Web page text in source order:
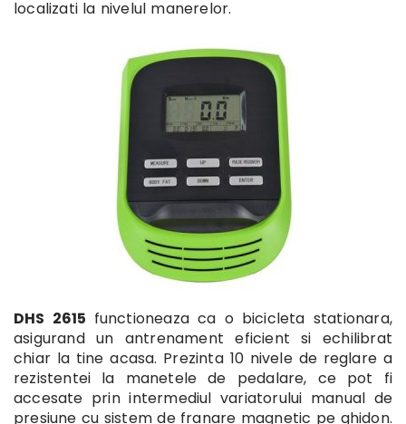
localizati la nivelul manerelor.
DHS 2615 functioneaza ca o bicicleta stationara,
asigurand un antrenament eficient si echilibrat
chiar la tine acasa. Prezinta 10 nivele de reglare a
rezistentei la manetele de pedalare, ce pot fi
accesate prin intermediul variatorului manual de
presiune cu sistem de franare magnetic pe ghidon.